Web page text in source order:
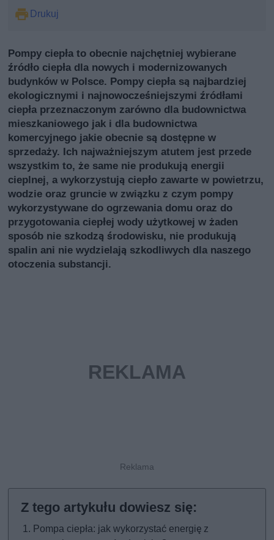
Drukuj
Pompy ciepła to obecnie najchętniej wybierane
źródło ciepła dla nowych i modernizowanych
budynków w Polsce. Pompy ciepła są najbardziej
ekologicznymi i najnowocześniejszymi źródłami
ciepła przeznaczonym zarówno dla budownictwa
mieszkaniowego jak i dla budownictwa
komercyjnego jakie obecnie są dostępne w
sprzedaży. Ich najważniejszym atutem jest przede
wszystkim to, że same nie produkują energii
cieplnej, a wykorzystują ciepło zawarte w powietrzu,
wodzie oraz gruncie w związku z czym pompy
wykorzystywane do ogrzewania domu oraz do
przygotowania ciepłej wody użytkowej w żaden
sposób nie szkodzą środowisku, nie produkują
spalin ani nie wydzielają szkodliwych dla naszego
otoczenia substancji.
Pompa ciepła: jak wykorzystać energię z